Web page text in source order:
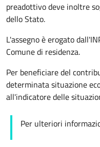
preadottivo deve inoltre
dello Stato.
L'assegno è erogato
Comune di residenza.
Per beneficiare del
determinata situazione
all'indicatore delle
Per ulteriori